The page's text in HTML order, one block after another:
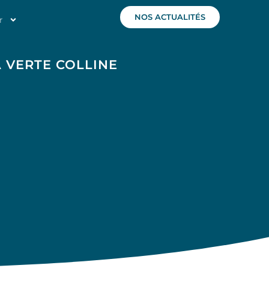
NOS ACTUALITÉS
COLLINE